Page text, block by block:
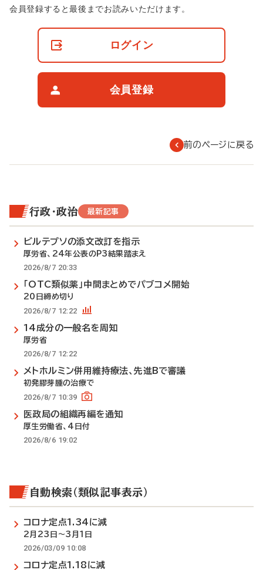
非
会員登録すると最後までお読みいただけます。
ログイン
会員登録
前のページに戻る
行政・政治 最新記事
ビルテプソの添文改訂を指示
厚労省、24年公表のP3結果踏まえ
2026/8/7 20:33
「OTC類似薬」中間まとめでパブコメ開始
20日締め切り
2026/8/7 12:22
14成分の一般名を周知
厚労省
2026/8/7 12:22
メトホルミン併用維持療法、先進Bで審議
初発膠芽腫の治療で
2026/8/7 10:39
医政局の組織再編を通知
厚生労働省、4日付
2026/8/6 19:02
自動検索（類似記事表示）
コロナ定点1.34に減
2月23日～3月1日
2026/03/09 10:08
コロナ定点1.18に減